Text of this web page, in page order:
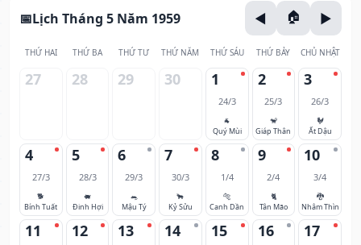
Lịch Tháng 5 Năm 1959
THỨ HAI THỨ BA THỨ TƯ THỨ NĂM THỨ SÁU THỨ BẢY CHỦ NHẬT
27 28 29 30 1
24/3
🐐
Quý Mùi
2
25/3
🐒
Giáp Thân
3
26/3
🐓
Ất Dậu
4
27/3
🐕
Bính Tuất
5
28/3
🐖
Đinh Hợi
6
29/3
🐀
Mậu Tý
7
30/3
🐂
Kỷ Sửu
8
1/4
🐅
Canh Dần
9
2/4
🐈
Tân Mão
10
3/4
🐉
Nhâm Thìn
11 12 13 14 15 16 17